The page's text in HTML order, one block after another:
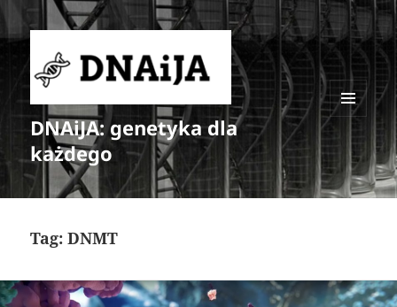
DNAiJA: genetyka dla
każdego
MENU
WIDGETY
Tag:DNMT